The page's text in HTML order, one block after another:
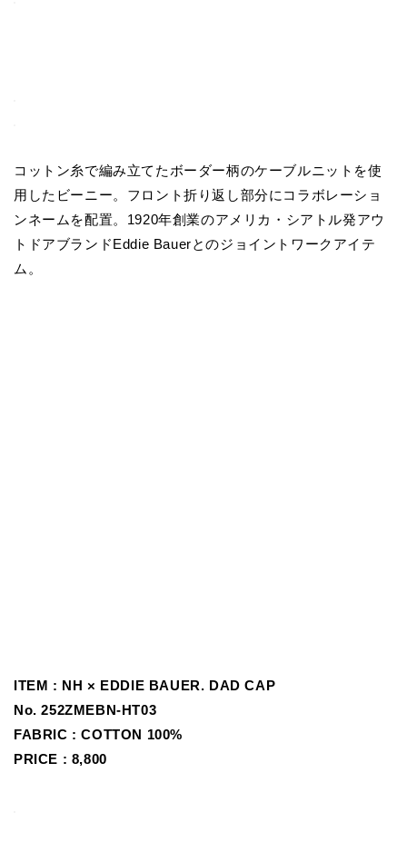
コットン糸で編み立てたボーダー柄のケーブルニットを使
用したビーニー。フロント折り返し部分にコラボレーショ
ンネームを配置。1920年創業のアメリカ・シアトル発アウ
トドアブランドEddie Bauerとのジョイントワークアイテ
ム。
ITEM : NH × EDDIE BAUER. DAD CAP
No.252ZMEBN-HT03
FABRIC : COTTON 100%
PRICE : 8,800